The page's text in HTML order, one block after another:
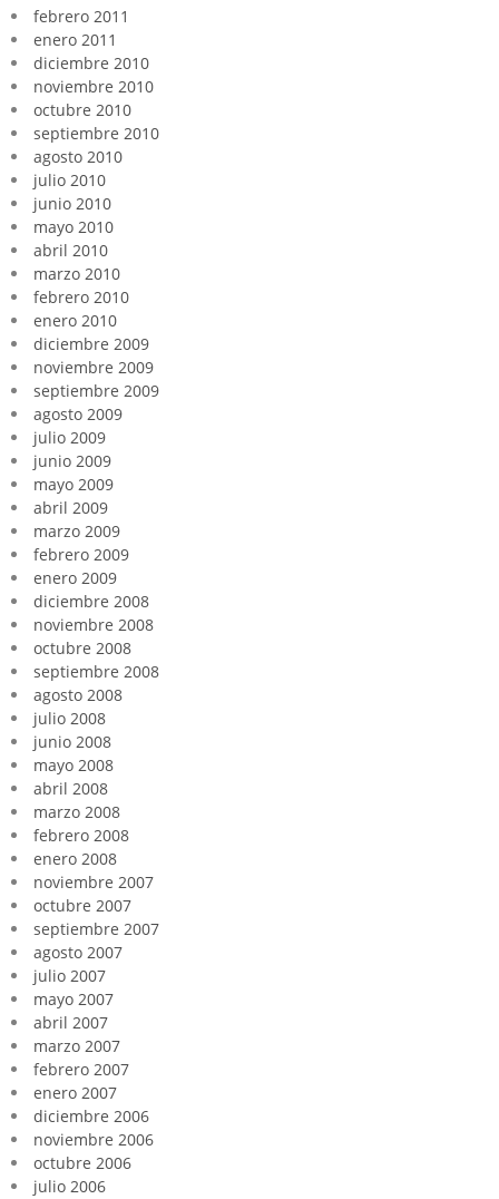
febrero 2011
enero 2011
diciembre 2010
noviembre 2010
octubre 2010
septiembre 2010
agosto 2010
julio 2010
junio 2010
mayo 2010
abril 2010
marzo 2010
febrero 2010
enero 2010
diciembre 2009
noviembre 2009
septiembre 2009
agosto 2009
julio 2009
junio 2009
mayo 2009
abril 2009
marzo 2009
febrero 2009
enero 2009
diciembre 2008
noviembre 2008
octubre 2008
septiembre 2008
agosto 2008
julio 2008
junio 2008
mayo 2008
abril 2008
marzo 2008
febrero 2008
enero 2008
noviembre 2007
octubre 2007
septiembre 2007
agosto 2007
julio 2007
mayo 2007
abril 2007
marzo 2007
febrero 2007
enero 2007
diciembre 2006
noviembre 2006
octubre 2006
julio 2006